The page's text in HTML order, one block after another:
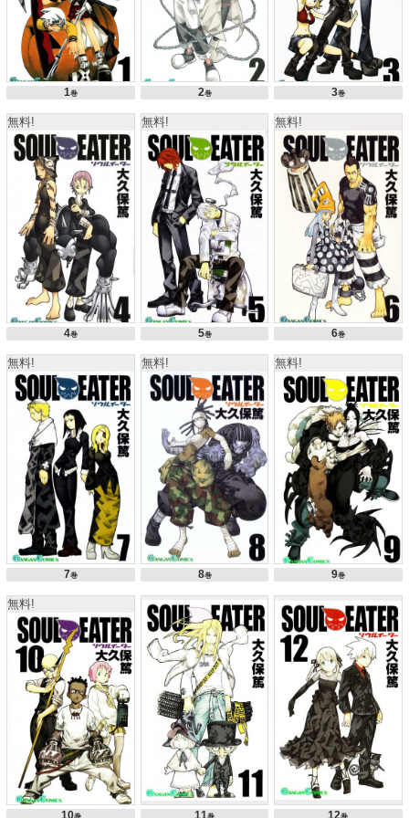
1巻 2巻 3巻
無料!
4巻
無料!
5巻
無料!
6巻
無料!
7巻
無料!
8巻
無料!
9巻
無料!